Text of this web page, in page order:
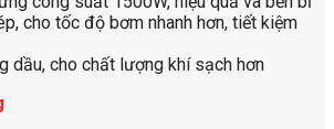
cho tốc độ bơm nhanh hơn, tiết kiệm
dầu, cho chất lượng khí sạch hơn